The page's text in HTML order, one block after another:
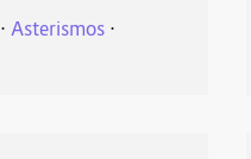
⋅Asterismos ⋅